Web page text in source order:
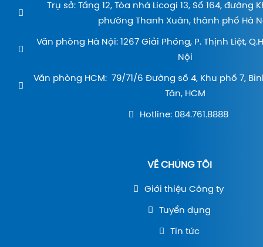
Trụ sở: Tầng 12, Tòa nhà Licogi 13, Số 164, đường
phường Thanh Xuân, thành phố Hà
Văn phòng Hà Nội: 1267 Giải Phóng, P. Thịnh Liệt,
Nội
Văn phòng HCM: 79/71/6 Đường số 4, Khu phố 7,
Tân, HCM
Hotline: 084.761.8888
VỀ CHÚNG TÔI
Giới thiệu Công ty
Tuyển dụng
Tin tức